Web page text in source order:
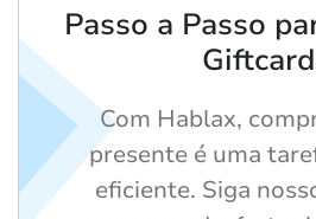
Passo a Passo
Com Hablax,
presente é uma
eficiente. Siga